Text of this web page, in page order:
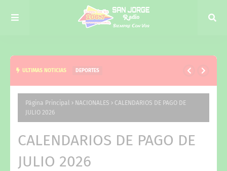
ULTIMAS NOTICIAS LOCALES
Página Principal NACIONALES
CALENDARIOS DE PAGO DE
JULIO 2026
CALENDARIOS DE PAGO DE
JULIO 2026